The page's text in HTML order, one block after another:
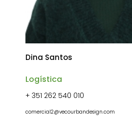
Dina Santos
Logística
+ 351 262 540 010
comercial2@vecourbandesign.com